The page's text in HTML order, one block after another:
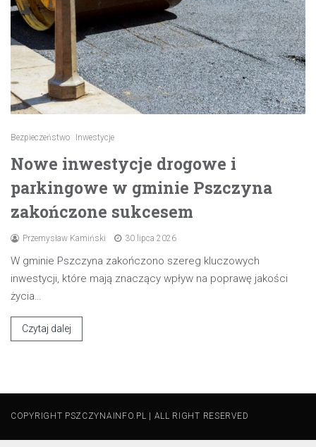
Bezpieczeństwo Inwestycje
Nowe inwestycje drogowe i
parkingowe w gminie Pszczyna
zakończone sukcesem
Przemysław Kamiński 30 lipca 2026
W gminie Pszczyna zakończono szereg kluczowych
inwestycji, które mają znaczący wpływ na poprawę jakości
życia…
Czytaj dalej
COPYRIGHT PSZCZYNAINFO.PL | ALL RIGHT RESERVED